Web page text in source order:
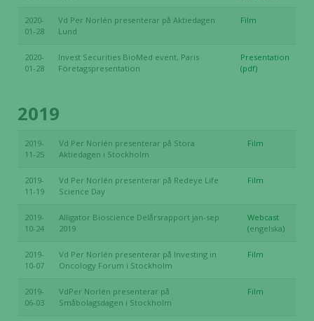
2020-
01-28
Vd Per Norlén presenterar på Aktiedagen
Lund
Film
2020-
01-28
Invest Securities BioMed event, Paris
Företagspresentation
Presentation
(pdf)
2019
2019-
11-25
Vd Per Norlén presenterar på Stora
Aktiedagen i Stockholm
Film
2019-
11-19
Vd Per Norlén presenterar på Redeye Life
Science Day
Film
2019-
10-24
Alligator Bioscience Delårsrapport jan-sep
2019
Webcast
(engelska)
2019-
10-07
Vd Per Norlén presenterar på Investing in
Oncology Forum i Stockholm
Film
2019-
06-03
VdPer Norlén presenterar på
Småbolagsdagen i Stockholm
Film
chansen att få se
och erbjudanden.